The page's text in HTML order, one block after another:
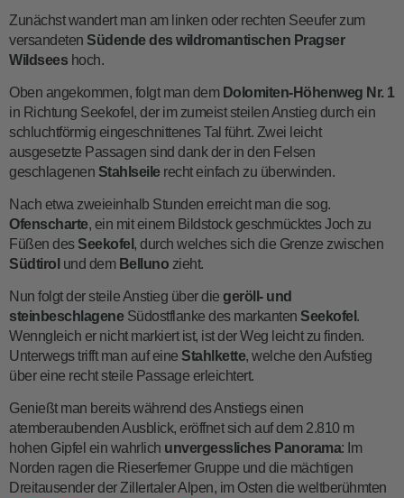
Zunächst wandert man am linken oder rechten Seeufer zum
versandeten Südende des wildromantischen Pragser
Wildsees hoch.
Oben angekommen, folgt man dem Dolomiten-Höhenweg Nr. 1
in Richtung Seekofel, der im zumeist steilen Anstieg durch ein
schluchtförmig eingeschnittenes Tal führt. Zwei leicht
ausgesetzte Passagen sind dank der in den Felsen
geschlagenen Stahlseilerecht einfach zu überwinden.
Nach etwa zweieinhalb Stunden erreicht man die sog.
Ofenscharte, ein mit einem Bildstock geschmücktes Joch zu
Füßen desSeekofel , durch welches sich die Grenze zwischen
Südtirol und dem Belluno zieht.
Nun folgt der steile Anstieg über die geröll- und
steinbeschlageneSüdostflanke des markanten Seekofel .
Wenngleich er nicht markiert ist, ist der Weg leicht zu finden.
Unterwegs trifft man auf eine Stahlkette, welche den Aufstieg
über eine recht steile Passage erleichtert.
Genießt man bereits während des Anstiegs einen
atemberaubenden Ausblick, eröffnet sich auf dem 2.810 m
hohen Gipfel ein wahrlich unvergessliches Panorama: Im
Norden ragen die Rieserferner Gruppe und die mächtigen
Dreitausender der Zillertaler Alpen, im Osten die weltberühmten